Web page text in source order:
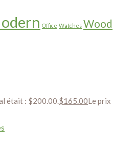
Office Watches Wood
était : $200.00.$165.00Le prix